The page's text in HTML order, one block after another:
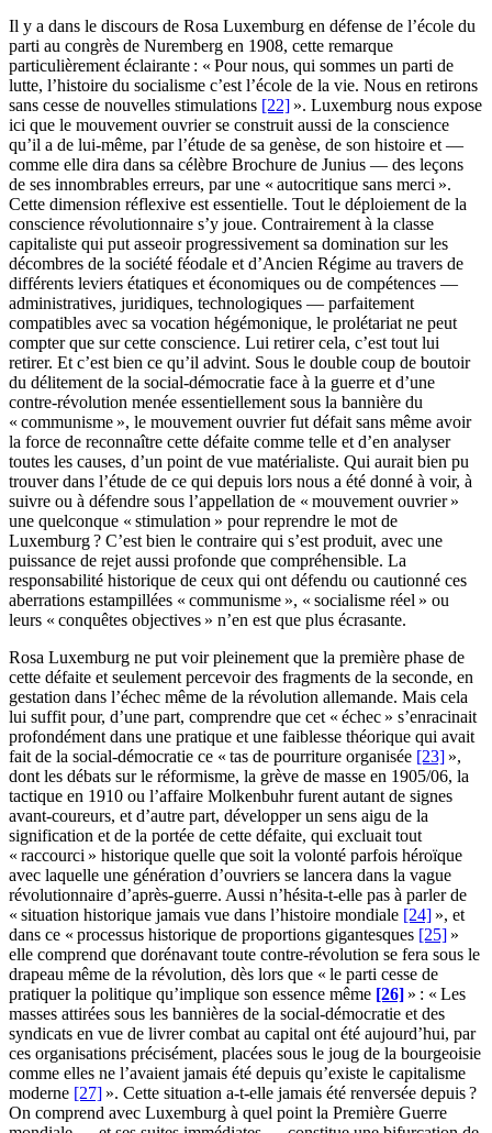
Il y a dans le discours de Rosa Luxemburg en défense de l’école du
parti au congrès de Nuremberg en 1908, cette remarque
particulièrement éclairante : « Pour nous, qui sommes un parti de
lutte, l’histoire du socialisme c’est l’école de la vie. Nous en retirons
sans cesse de nouvelles stimulations [22] ». Luxemburg nous expose
ici que le mouvement ouvrier se construit aussi de la conscience
qu’il a de lui-même, par l’étude de sa genèse, de son histoire et —
comme elle dira dans sa célèbre Brochure de Junius — des leçons
de ses innombrables erreurs, par une « autocritique sans merci ».
Cette dimension réflexive est essentielle. Tout le déploiement de la
conscience révolutionnaire s’y joue. Contrairement à la classe
capitaliste qui put asseoir progressivement sa domination sur les
décombres de la société féodale et d’Ancien Régime au travers de
différents leviers étatiques et économiques ou de compétences —
administratives, juridiques, technologiques — parfaitement
compatibles avec sa vocation hégémonique, le prolétariat ne peut
compter que sur cette conscience. Lui retirer cela, c’est tout lui
retirer. Et c’est bien ce qu’il advint. Sous le double coup de boutoir
du délitement de la social-démocratie face à la guerre et d’une
contre-révolution menée essentiellement sous la bannière du
« communisme », le mouvement ouvrier fut défait sans même avoir
la force de reconnaître cette défaite comme telle et d’en analyser
toutes les causes, d’un point de vue matérialiste. Qui aurait bien pu
trouver dans l’étude de ce qui depuis lors nous a été donné à voir, à
suivre ou à défendre sous l’appellation de « mouvement ouvrier »
une quelconque « stimulation » pour reprendre le mot de
Luxemburg ? C’est bien le contraire qui s’est produit, avec une
puissance de rejet aussi profonde que compréhensible. La
responsabilité historique de ceux qui ont défendu ou cautionné ces
aberrations estampillées « communisme », « socialisme réel » ou
leurs « conquêtes objectives » n’en est que plus écrasante.
Rosa Luxemburg ne put voir pleinement que la première phase de
cette défaite et seulement percevoir des fragments de la seconde, en
gestation dans l’échec même de la révolution allemande. Mais cela
lui suffit pour, d’une part, comprendre que cet « échec » s’enracinait
profondément dans une pratique et une faiblesse théorique qui avait
fait de la social-démocratie ce « tas de pourriture organisée [23] »,
dont les débats sur le réformisme, la grève de masse en 1905/06, la
tactique en 1910 ou l’affaire Molkenbuhr furent autant de signes
avant-coureurs, et d’autre part, développer un sens aigu de la
signification et de la portée de cette défaite, qui excluait tout
« raccourci » historique quelle que soit la volonté parfois héroïque
avec laquelle une génération d’ouvriers se lancera dans la vague
révolutionnaire d’après-guerre. Aussi n’hésita-t-elle pas à parler de
« situation historique jamais vue dans l’histoire mondiale [24] », et
dans ce « processus historique de proportions gigantesques [25] »
elle comprend que dorénavant toute contre-révolution se fera sous le
drapeau même de la révolution, dès lors que « le parti cesse de
pratiquer la politique qu’implique son essence même [26] » : « Les
masses attirées sous les bannières de la social-démocratie et des
syndicats en vue de livrer combat au capital ont été aujourd’hui, par
ces organisations précisément, placées sous le joug de la bourgeoisie
comme elles ne l’avaient jamais été depuis qu’existe le capitalisme
moderne [27] ». Cette situation a-t-elle jamais été renversée depuis ?
On comprend avec Luxemburg à quel point la Première Guerre